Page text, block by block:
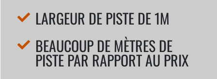
LARGEUR DE PISTE DE 1M
BEAUCOUP DE MÈTRES DE
PISTE PAR RAPPORT AU PRIX